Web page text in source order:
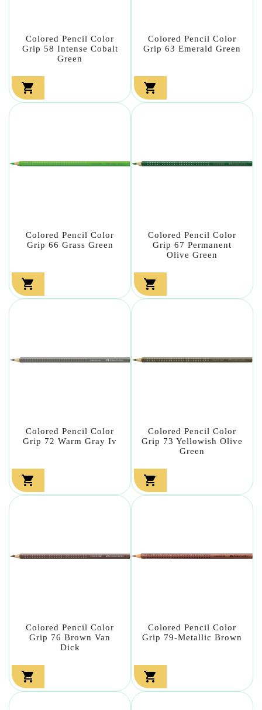
Colored Pencil Color
Grip 58 Intense Cobalt
Green

Colored Pencil Color
Grip 63 Emerald Green

Colored Pencil Color
Grip 66 Grass Green

Colored Pencil Color
Grip 67 Permanent
Olive Green

Colored Pencil Color
Grip 72 Warm Gray Iv

Colored Pencil Color
Grip 73 Yellowish Olive
Green

Colored Pencil Color
Grip 76 Brown Van
Dick

Colored Pencil Color
Grip 79-Metallic Brown
